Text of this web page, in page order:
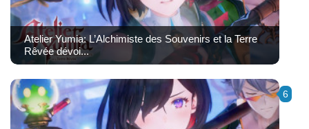
Atelier Yumia: L’Alchimiste des Souvenirs et la Terre
Rêvée dévoi...
6